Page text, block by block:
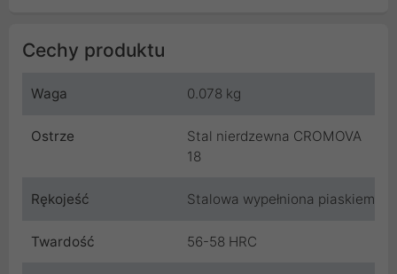
Cechy produktu
Waga 0.078 kg
Ostrze
Stal nierdzewna CROMOVA
18
Rękojeść Stalowa wypełniona piaskiem
Twardość 56-58 HRC